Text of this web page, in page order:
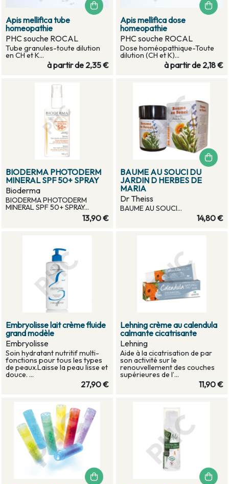
Apis mellifica tube
homeopathie
PHC souche ROCAL
Tube granules-toute dilution
en CH et K...
à partir de 2,35 €
Apis mellifica dose
homeopathie
PHC souche ROCAL
Dose homéopathique-Toute
dilution (CH et K)...
à partir de 2,18 €
BIODERMA PHOTODERM
MINERAL SPF 50+ SPRAY
Bioderma
BIODERMA PHOTODERM
MINERAL SPF 50+ SPRAY...
13,90 €
BAUME AU SOUCI DU
JARDIN D HERBES DE
MARIA
Dr Theiss
BAUME AU SOUCI...
14,80 €
Embryolisse lait crème fluide
grand modèle
Embryolisse
Soin hydratant nutritif multi-
fonctions pour tous les types
de peaux.Laisse la peau lisse et
douce. ...
27,90 €
Lehning crème au calendula
calmante cicatrisante
Lehning
Aide à la cicatrisation de par
son activité sur le
renouvellement des couches
supérieures de l’...
11,90 €